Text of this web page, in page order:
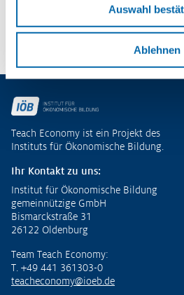
Auswahl
Ablehnen
ökonomische
Zu den
Teach Economy ist ein Projekt des
Instituts für Ökonomische Bildung.
Ihr Kontakt zu uns:
Institut für Ökonomische Bildung
gemeinnützige GmbH
Bismarckstraße 31
26122 Oldenburg
Team Teach Economy:
T. +49 441 361303-0
teacheconomy@ioeb.de